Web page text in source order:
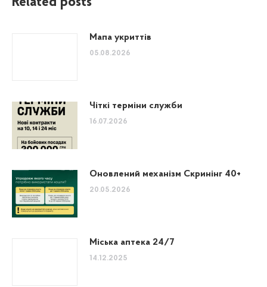
Мапа укриттів
05.08.2026
Чіткі терміни служби
16.07.2026
Оновлений механізм Скринінг 40+
20.05.2026
Міська аптека 24/7
14.12.2025